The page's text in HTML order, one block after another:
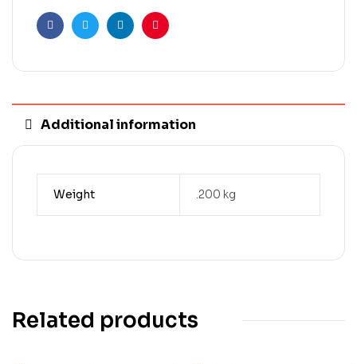
FacebookTwitterLinkedinPinterest
Additional information
Weight .200 kg
Related products